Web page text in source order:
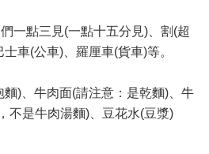
一點三見(一點十五分見)、割(超
車(公車)、羅厘車(貨車)等。
)、牛肉面(請注意：是乾麵)、牛
不是牛肉湯麵)、豆花水(豆漿)